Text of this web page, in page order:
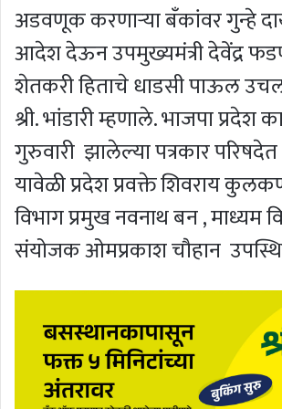
अडवणूक करणाऱ्या बँकांवर गुन्हे
आदेश देऊन उपमुख्यमंत्री देवेंद्र
शेतकरी हिताचे धाडसी पाऊल
श्री. भांडारी म्हणाले. भाजपा प्रदेश
गुरुवारी झालेल्या पत्रकार
यावेळी प्रदेश प्रवक्ते शिवराय
विभाग प्रमुख नवनाथ बन , माध्यम
संयोजक ओमप्रकाश चौहान